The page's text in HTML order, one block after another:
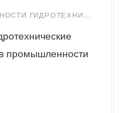
промышленности